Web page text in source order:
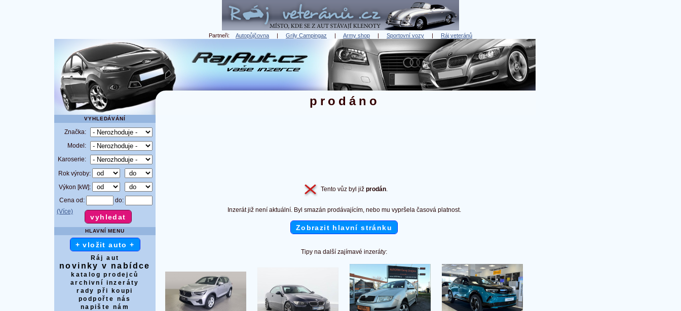
Partneři: Autopůjčovna | Grily Campingaz | Army shop | Sportovní vozy | Ráj veteránů
prodáno
VYHLEDÁVÁNÍ
Značka:
Model:
Karoserie:
Rok výroby:
Výkon [kW]:
Cena od:
do:
(Více)
HLAVNÍ MENU
+ vložit auto +
Ráj aut
novinky v nabídce
katalog prodejců
archivní inzeráty
rady při koupi
podpořte nás
napište nám
Tento vůz byl již prodán.
Inzerát již není aktuální. Byl smazán prodávajícím, nebo mu vypršela časová platnost.
Zobrazit hlavní stránku
Tipy na další zajímavé inzeráty: